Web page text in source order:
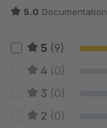
5.0 Documentation
5 (9)
4 (0)
3 (0)
2 (0)